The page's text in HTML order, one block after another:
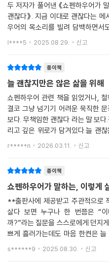
타인의 시선에 민감하게 반응하며,
박 속에 자신을 잃어갑니다. 세상은
더 완벽한 관계를 요구하지만, 정작
요한 공허함만이 남습니다. 그때 쇼
에세이입니다. 특히 불안하고 복잡
는 법", "적당히 사는 지혜", "나이 듦
는 네 개의 주제를 통해 삶의 균형
합니다.
이 책은 단지 철학을 소개하는 데
는 고요함이 어떻게 삶의 방향을 정
적으로 보여줍니다. 쇼펜하우어는 고
라 정의하며, 진정한 행복은 세상의
받아들이는 능력에서 비롯된다고
한 이들이 어떻게 자기 감각을 부정
는지를 이야기합니다. 감정의 경계
기 신뢰를 세우는 법, 나이 들어 더
기와 성향에 따라 우리가 마주하
면서도 따뜻한 통찰로 답을 건넵니다.
두 저자가 풀어낸 《쇼펜하우어가
괜찮다》. 지금 이대로 괜찮다는
우어의 목소리를 빌려 담백하면서
다.쇼펜하우어의 난해한 문장을 오
l****5 2025.08.29. 신고
종이책
늘 괜찮지만은 않은 삶을 위해
쇼펜하우어 관련 책을 읽었거나,
결코 그냥 넘기기 어려운 묵직한
보다. 무책임한 괜찮다 라는 말 보
리고 깊은 위로가 담겨있다.늘 괜
쯤 쇼펜하우어의 말과 태도를 꼭 되
r*****n 2026.03.11. 신고
종이책
쇼펜하우어가 말하는, 이렇게
**출판사에 제공받고 주관적으로
살다 보면 누구나 한 번쯤은 “
까?”라는 질문을 스스로에게 던지
쁘게 흘러가는데도 마음 한켠은
시간이 괜히 불편하게 느껴지기도
s******9 2025.08.30. 신고